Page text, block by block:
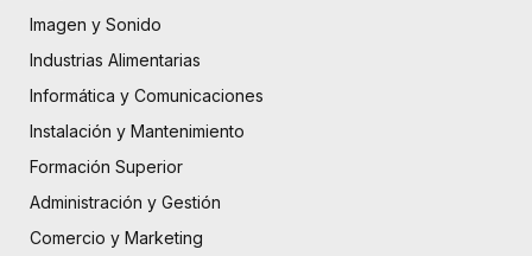
Imagen y Sonido
Industrias Alimentarias
Informática y Comunicaciones
Instalación y Mantenimiento
Formación Superior
Administración y Gestión
Comercio y Marketing